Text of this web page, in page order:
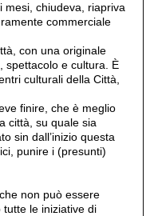
mesi, chiudeva, riapriva
commerciale
con una originale
spettacolo e cultura. È
culturali della Città,
finire, che è meglio
città, su quale sia
sin dall’inizio questa
punire i (presunti)
non può essere
le iniziative di